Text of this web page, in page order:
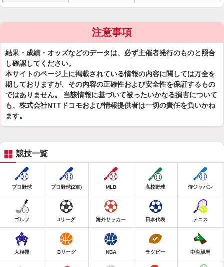
注意事項
結果・成績・オッズなどのデータは、必ず主催者発行のものと照合
し確認してください。
本サイトのページ上に掲載されている情報の内容に関しては万全を
期しておりますが、その内容の正確性および安全性を保証するもの
ではありません。 当該情報に基づいて被ったいかなる損害について
も、株式会社NTTドコモおよび情報提供者は一切の責任を負いかね
ます。
競技一覧
プロ野球 プロ野球(2軍) MLB 高校野球 侍ジャパン
ゴルフ Jリーグ 海外サッカー 日本代表 テニス
大相撲 Bリーグ NBA ラグビー 中央競馬